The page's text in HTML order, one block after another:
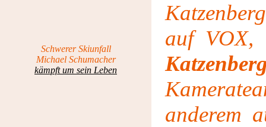
Schwerer Skiunfall
Michael Schumacher
kämpft um sein Leben
auf
anderem